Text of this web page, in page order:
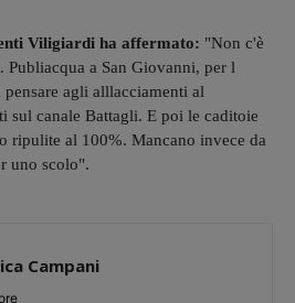
Viligiardi ha affermato: "Non c'è
Publiacqua a San Giovanni, per l
agli alllacciamenti al
sul canale Battagli. E poi le caditoie
ripulite al 100%. Mancano invece da
uno scolo".
Campani